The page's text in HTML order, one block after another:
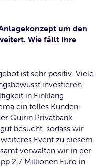
um den
Wie fällt Ihre
ist sehr positiv. Viele
investieren
in Einklang
ein tolles Kunden-
Quirin Privatbank
besucht, sodass wir
Event zu diesem
verwalten wir in der
2,7 Millionen Euro in